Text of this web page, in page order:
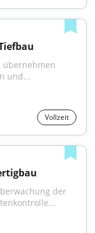
übernehmen
und...
Vollzeit
der